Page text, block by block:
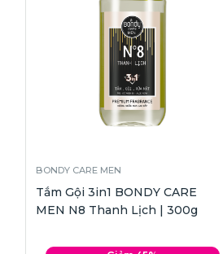
BONDY CARE MEN
Tắm Gội 3in1 BONDY CARE
MEN N8 Thanh Lịch | 300g